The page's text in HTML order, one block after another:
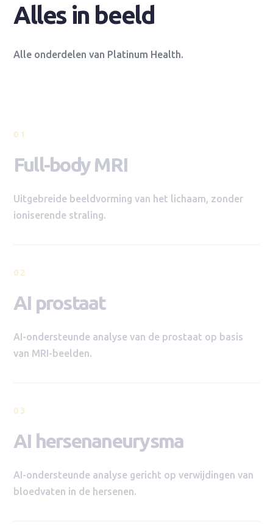
Alles in beeld
Alle onderdelen van Platinum Health.
01
Full-body MRI
Uitgebreide beeldvorming van het lichaam, zonder
ioniserende straling.
02
AI prostaat
AI-ondersteunde analyse van de prostaat op basis
van MRI-beelden.
03
AI hersenaneurysma
AI-ondersteunde analyse gericht op verwijdingen van
bloedvaten in de hersenen.